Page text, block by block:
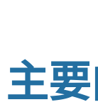
主要